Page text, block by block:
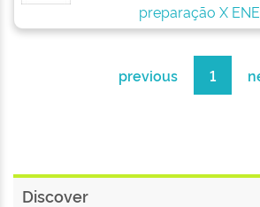
preparação X
previous 1
Discover